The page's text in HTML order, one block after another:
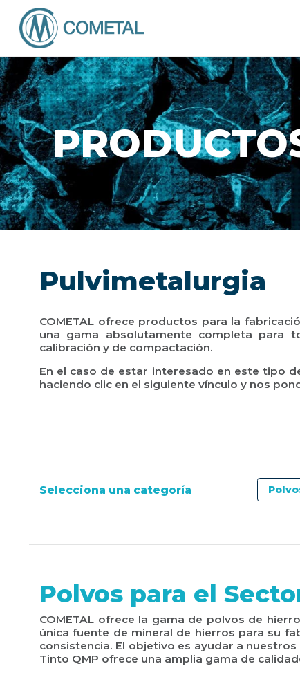
Pulvimetalurgia
COMETAL ofrece productos para la
una gama absolutamente completa para
calibración y de compactación.
En el caso de estar interesado en este tipo
haciendo clic en el siguiente vínculo y nos
Selecciona una categoría
Polvos para el
COMETAL ofrece la gama de polvos de
única fuente de mineral de hierros para su
consistencia. El objetivo es ayudar a
Tinto QMP ofrece una amplia gama de